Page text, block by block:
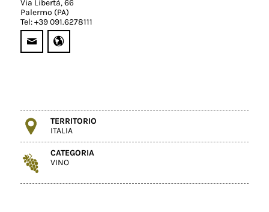
Via Libertà, 66
Palermo (PA)
Tel: +39 091.6278111
TERRITORIO
ITALIA
CATEGORIA
VINO